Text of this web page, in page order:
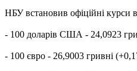
НБУ встановив офіційні курси
- 100 доларів США - 24,0923
- 100 євро - 26,9003 гривні